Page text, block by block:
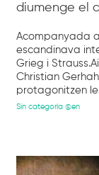
diumenge el
Acompanyada
escandinava
Grieg i
Christian
protagonitzen
Sin categoría @en